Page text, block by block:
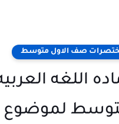
صف الاول متوسط
اللغه
لموضوع